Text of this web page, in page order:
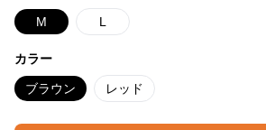
M L
カラー
ブラウン レッド